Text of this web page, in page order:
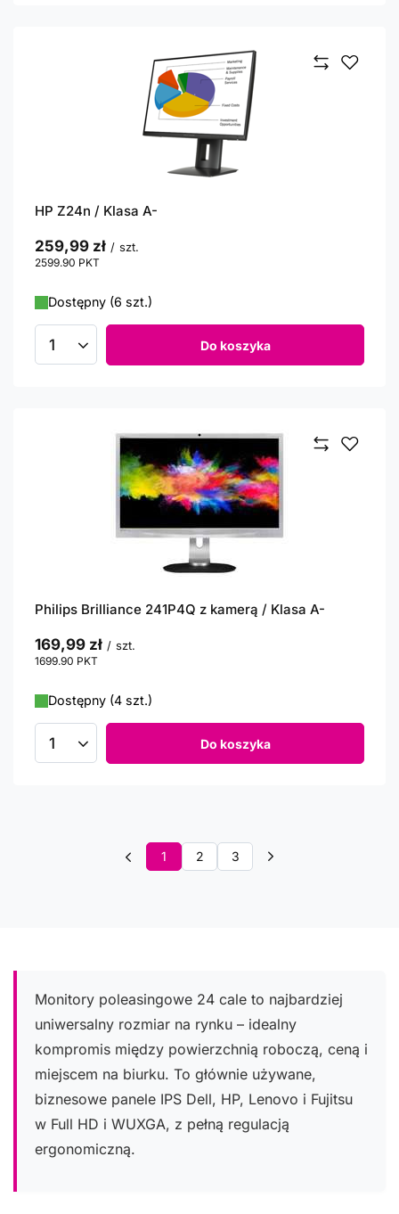
HP Z24n / Klasa A-
259,99 zł / szt.
2599.90 PKT
Dostępny (6 szt.)
Ilość produktów Do koszyka
Philips Brilliance 241P4Q z kamerą / Klasa A-
169,99 zł / szt.
1699.90 PKT
Dostępny (4 szt.)
Ilość produktów Do koszyka
1 2 3
Monitory poleasingowe 24 cale to najbardziej
uniwersalny rozmiar na rynku – idealny
kompromis między powierzchnią roboczą, ceną i
miejscem na biurku. To głównie używane,
biznesowe panele IPS Dell, HP, Lenovo i Fujitsu
w Full HD i WUXGA, z pełną regulacją
ergonomiczną.